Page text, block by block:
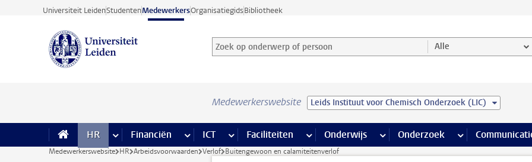
Ga direct naar de inhoud
Universiteit LeidenStudentenMedewerkersOrganisatiegidsBibliotheek
Zoek op onderwerp of persoon en selecteer categorie
Zoekterm Alle
Medewerkerswebsite Leids Instituut voor Chemisch Onderzoek (LIC)
HR meer HR pagina’s
Financiën meer Financiën pagina’s
ICT meer ICT pagina’s
Faciliteiten meer Faciliteiten pagina’s
Onderwijs meer Onderwijs pagina’s
Onderzoek meer Onderzoek
Medewerkerswebsite HR Arbeidsvoorwaarden Verlof Buitengewoon en calamiteitenverlof